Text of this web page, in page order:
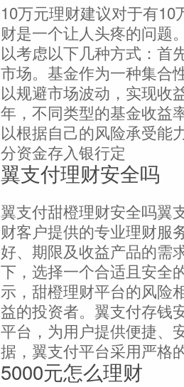
10万元理财建议对于有
财是一个让人头疼的问题
以考虑以下几种方式：首
市场。基金作为一种集合
以规避市场波动，实现收
年，不同类型的基金收益
以根据自己的风险承受能
分资金存入银行定
翼支付理财安全吗
翼支付甜橙理财安全吗翼
财客户提供的专业理财服
好、期限及收益产品的需
下，选择一个合适且安全
示，甜橙理财平台的风险
益的投资者。翼支付存钱
平台，为用户提供便捷、
据，翼支付平台采用严格
5000元怎么理财